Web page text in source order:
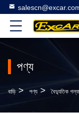
পণ্য
বাড়ি > পণ্য > বৈদ্যুতিক